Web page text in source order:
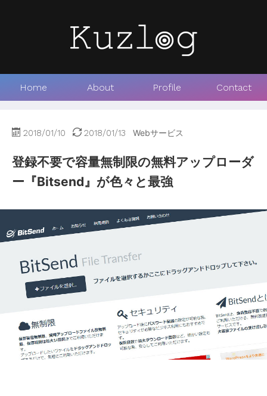
Home About Profile Contact
2018/01/10 2018/01/13 Webサービス
登録不要で容量無制限の無料アップローダ
ー『Bitsend』が色々と最強